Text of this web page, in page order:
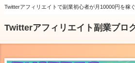
Twitterアフィリエイトで副業初心者が月10000円を稼
Twitterアフィリエイト副業ブロ